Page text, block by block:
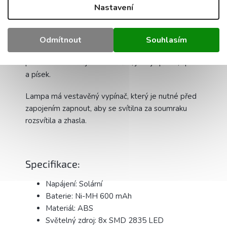
Nastavení
Odmítnout Souhlasím
Uspořádání několika svítidel vedle sebe vytvoří
jedinečnou atmosféru.
Vysoká kvalita komponentů použitých k výrobě
lampy ji činí odolnou vůči povětrnostním
podmínkám a vnějším faktorům, jako je prach, špína
a písek.
Lampa má vestavěný vypínač, který je nutné před
zapojením zapnout, aby se svítilna za soumraku
rozsvítila a zhasla.
Specifikace:
Napájení: Solární
Baterie: Ni-MH 600 mAh
Materiál: ABS
Světelný zdroj: 8x SMD 2835 LED